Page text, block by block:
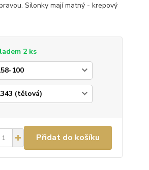
Silonky mají matný - krepový
2 ks
Přidat do košíku